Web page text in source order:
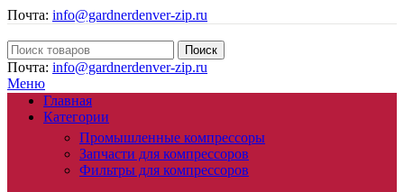
Почта: info@gardnerdenver-zip.ru
Поиск
Почта: info@gardnerdenver-zip.ru
Меню
Главная
Категории
Промышленные компрессоры
Запчасти для компрессоров
Фильтры для компрессоров